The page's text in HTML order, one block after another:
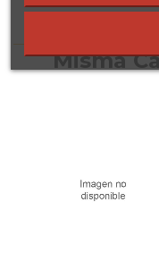
16 Otros
Misma